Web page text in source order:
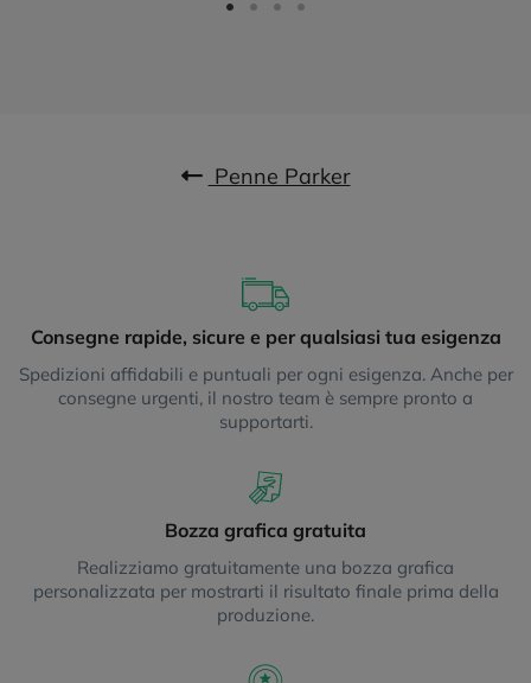
Penne Parker
Consegne rapide, sicure e per qualsiasi tua esigenza
Spedizioni affidabili e puntuali per ogni esigenza. Anche per
consegne urgenti, il nostro team è sempre pronto a
supportarti.
Bozza grafica gratuita
Realizziamo gratuitamente una bozza grafica
personalizzata per mostrarti il risultato finale prima della
produzione.